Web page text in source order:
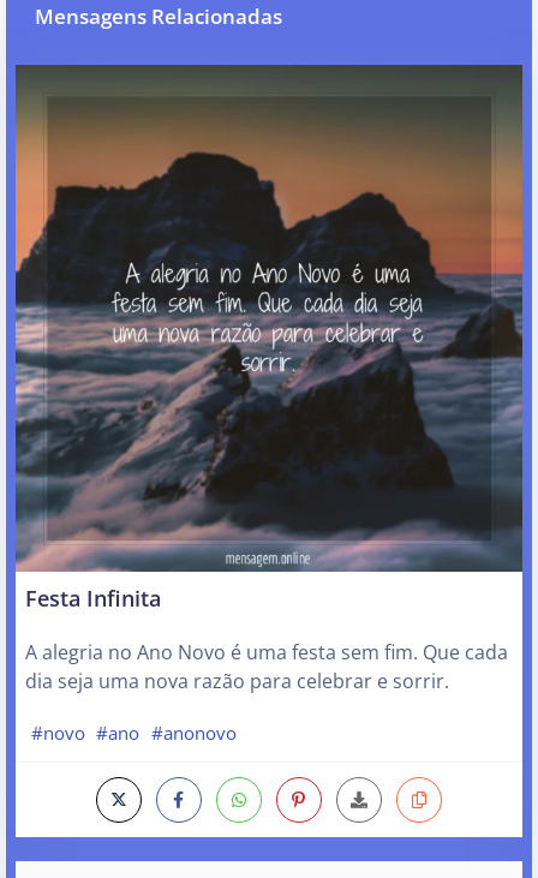
Mensagens Relacionadas
Festa Infinita
A alegria no Ano Novo é uma festa sem fim. Que cada
dia seja uma nova razão para celebrar e sorrir.
#novo #ano #anonovo